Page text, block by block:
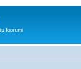
foorumi